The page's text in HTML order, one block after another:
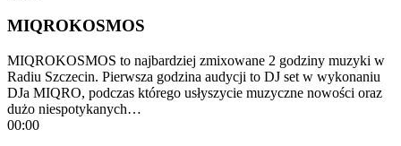
MIQROKOSMOS
MIQROKOSMOS to najbardziej zmixowane 2 godziny muzyki w
Radiu Szczecin. Pierwsza godzina audycji to DJ set w wykonaniu
DJa MIQRO, podczas którego usłyszycie muzyczne nowości oraz
dużo niespotykanych…
00:00